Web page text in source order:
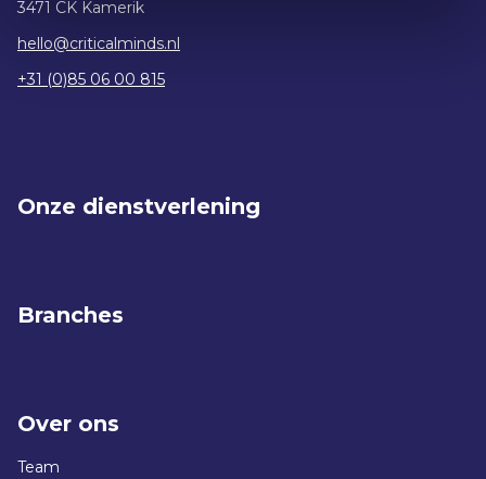
Onze dienstverlening
Branches
Over ons
Team
3471 CK Kamerik
hello@criticalminds.nl
+31 (0)85 06 00 815